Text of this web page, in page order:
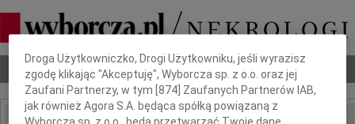
Nekrologi Odeszli Poradnik pogrzebowy
Dbamy o Twoją prywatność
Droga Użytkowniczko, Drogi Użytkowniku, jeśli wyrazisz
zgodę klikając "Akceptuję", Wyborcza sp. z o.o. oraz jej
Zaufani Partnerzy, w tym [874 ] Zaufanych Partnerów IAB,
jak również Agora S.A. będąca spółką powiązaną z